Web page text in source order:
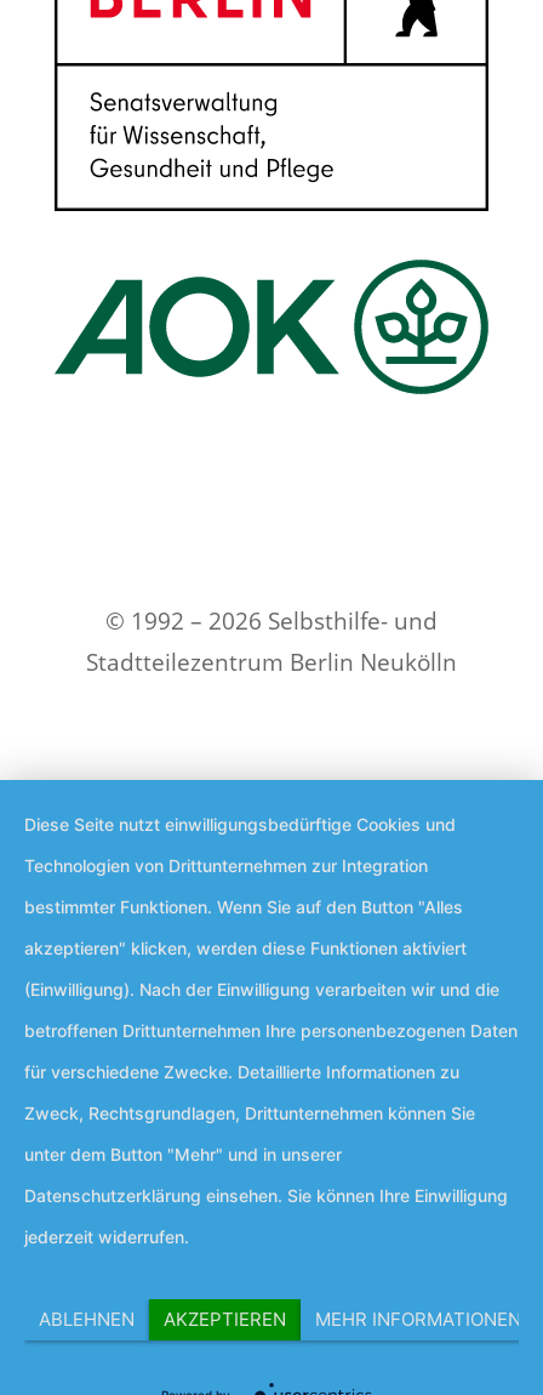
© 1992 – 2026 Selbsthilfe- und
Stadtteilezentrum Berlin Neukölln
Diese Seite nutzt einwilligungsbedürftige Cookies und
Technologien von Drittunternehmen zur Integration
bestimmter Funktionen. Wenn Sie auf den Button "Alles
akzeptieren" klicken, werden diese Funktionen aktiviert
(Einwilligung). Nach der Einwilligung verarbeiten wir und die
betroffenen Drittunternehmen Ihre personenbezogenen Daten
für verschiedene Zwecke. Detaillierte Informationen zu
Zweck, Rechtsgrundlagen, Drittunternehmen können Sie
unter dem Button "Mehr" und in unserer
Datenschutzerklärung einsehen. Sie können Ihre Einwilligung
jederzeit widerrufen.
ABLEHNEN AKZEPTIEREN MEHR INFORMATIONEN